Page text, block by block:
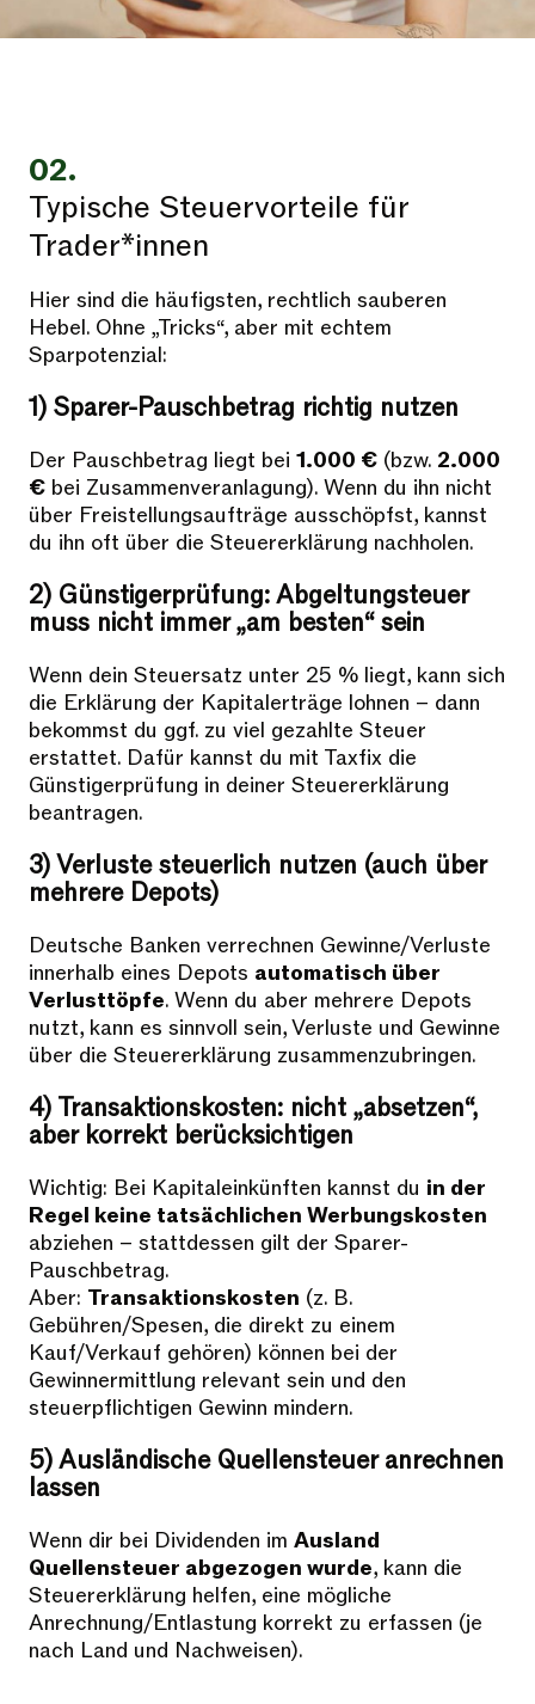
02.
Typische Steuervorteile für
Trader*innen
Hier sind die häufigsten, rechtlich sauberen
Hebel. Ohne „Tricks“, aber mit echtem
Sparpotenzial:
1) Sparer-Pauschbetrag richtig nutzen
Der Pauschbetrag liegt bei 1.000 € (bzw. 2.000
€ bei Zusammenveranlagung). Wenn du ihn nicht
über Freistellungsaufträge ausschöpfst, kannst
du ihn oft über die Steuererklärung nachholen.
2) Günstigerprüfung: Abgeltungsteuer
muss nicht immer „am besten“ sein
Wenn dein Steuersatz unter 25 % liegt, kann sich
die Erklärung der Kapitalerträge lohnen – dann
bekommst du ggf. zu viel gezahlte Steuer
erstattet. Dafür kannst du mit Taxfix die
Günstigerprüfung in deiner Steuererklärung
beantragen.
3) Verluste steuerlich nutzen (auch über
mehrere Depots)
Deutsche Banken verrechnen Gewinne/Verluste
innerhalb eines Depots automatisch über
Verlusttöpfe. Wenn du aber mehrere Depots
nutzt, kann es sinnvoll sein, Verluste und Gewinne
über die Steuererklärung zusammenzubringen.
4) Transaktionskosten: nicht „absetzen“,
aber korrekt berücksichtigen
Wichtig: Bei Kapitaleinkünften kannst du in der
Regel keine tatsächlichen Werbungskosten
abziehen – stattdessen gilt der Sparer-
Pauschbetrag.
Aber: Transaktionskosten (z. B.
Gebühren/Spesen, die direkt zu einem
Kauf/Verkauf gehören) können bei der
Gewinnermittlung relevant sein und den
steuerpflichtigen Gewinn mindern.
5) Ausländische Quellensteuer anrechnen
lassen
Wenn dir bei Dividenden im Ausland
Quellensteuer abgezogen wurde, kann die
Steuererklärung helfen, eine mögliche
Anrechnung/Entlastung korrekt zu erfassen (je
nach Land und Nachweisen).